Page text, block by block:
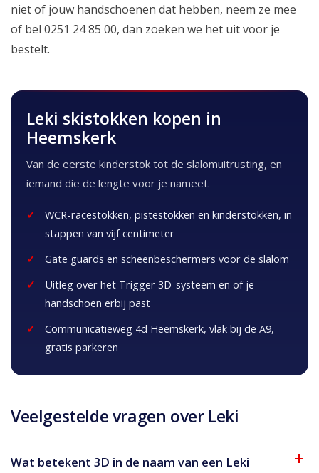
niet of jouw handschoenen dat hebben, neem ze mee
of bel 0251 24 85 00, dan zoeken we het uit voor je
bestelt.
Leki skistokken kopen in
Heemskerk
Van de eerste kinderstok tot de slalomuitrusting, en
iemand die de lengte voor je nameet.
WCR-racestokken, pistestokken en kinderstokken, in
stappen van vijf centimeter
Gate guards en scheenbeschermers voor de slalom
Uitleg over het Trigger 3D-systeem en of je
handschoen erbij past
Communicatieweg 4d Heemskerk, vlak bij de A9,
gratis parkeren
Veelgestelde vragen over Leki
Wat betekent 3D in de naam van een Leki